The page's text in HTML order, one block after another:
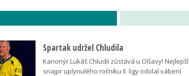
Spartak udržel Chludila
Kanonýr Lukáš Chludil zůstává u Olšavy! Nejlepší
snajpr uplynulého ročníku II. ligy odolal vábení